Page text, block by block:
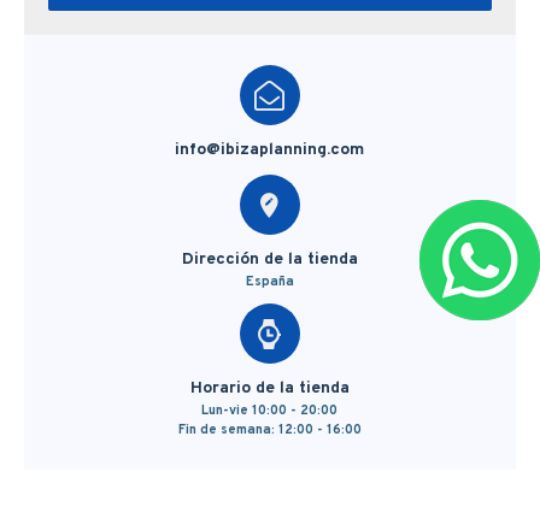
info@ibizaplanning.com
Dirección de la tienda
España
Horario de la tienda
Lun-vie 10:00 - 20:00
Fin de semana: 12:00 - 16:00